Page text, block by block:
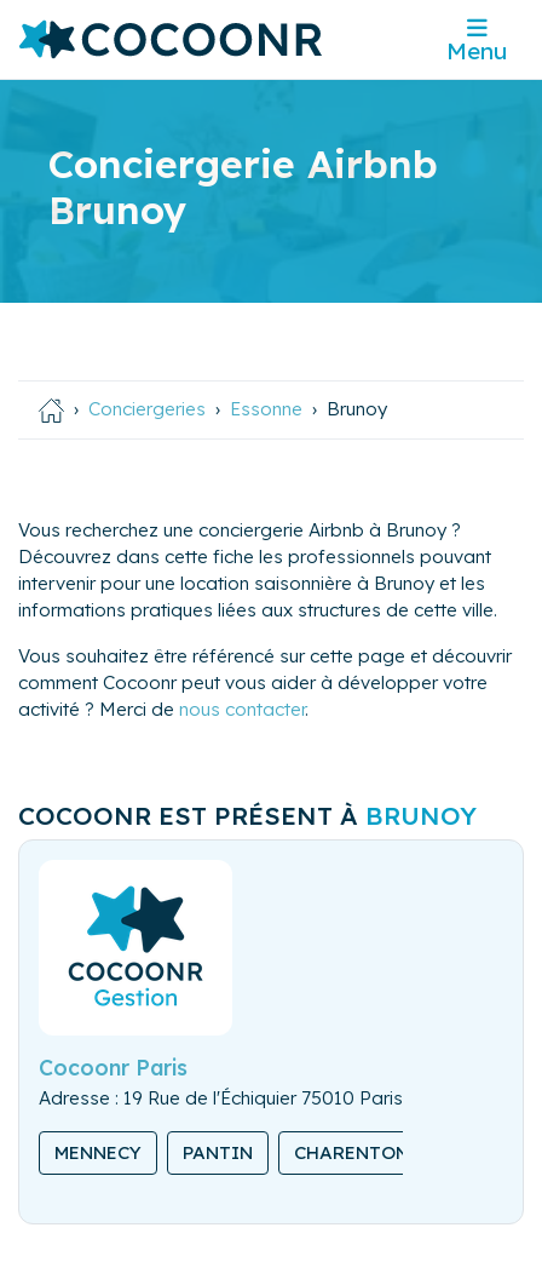
Menu
Conciergerie Airbnb
Brunoy
Conciergeries Essonne Brunoy
Vous recherchez une conciergerie Airbnb à Brunoy ?
Découvrez dans cette fiche les professionnels pouvant
intervenir pour une location saisonnière à Brunoy et les
informations pratiques liées aux structures de cette ville.
Vous souhaitez être référencé sur cette page et découvrir
comment Cocoonr peut vous aider à développer votre
activité ? Merci de nous contacter.
COCOONR EST PRÉSENT À BRUNOY
Cocoonr Paris
Adresse : 19 Rue de l'Échiquier 75010 Paris
MENNECY PANTIN CHARENTON-LE-PONT